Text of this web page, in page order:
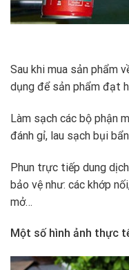
Sau khi mua sản phẩm
dụng để sản phẩm đạt
Làm sạch các bộ phận
đánh gỉ, lau sạch bụi
Phun trực tiếp dung
bảo vệ như: các khớp
mở…
Một số hình ảnh thực